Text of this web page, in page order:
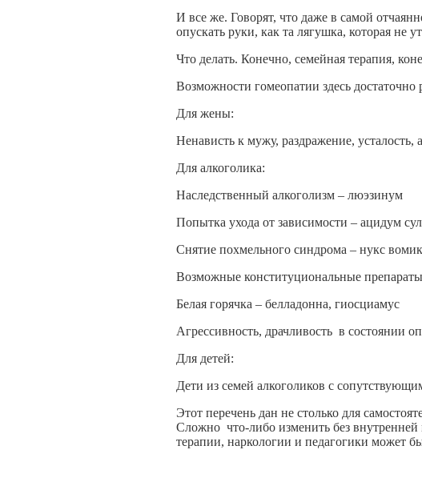
И все же. Говорят, что даже в самой
опускать руки, как та лягушка, которая не
Что делать. Конечно, семейная терапия,
Возможности гомеопатии здесь достаточно
Для жены:
Ненависть к мужу, раздражение,
Для алкоголика:
Наследственный алкоголизм – люэзинум
Попытка ухода от зависимости – ацидум
Снятие похмельного синдрома – нукс
Возможные конституциональные
Белая горячка – белладонна, гиосциамус
Агрессивность, драчливость в состоянии
Для детей:
Дети из семей алкоголиков с
Этот перечень дан не столько для
Сложно что-либо изменить без
терапии, наркологии и педагогики может